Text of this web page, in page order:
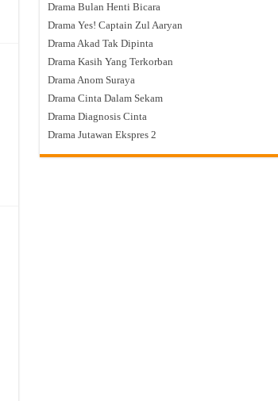
Drama Bulan Henti Bicara
Drama Yes! Captain Zul Aaryan
Drama Akad Tak Dipinta
Drama Kasih Yang Terkorban
Drama Anom Suraya
Drama Cinta Dalam Sekam
Drama Diagnosis Cinta
Drama Jutawan Ekspres 2